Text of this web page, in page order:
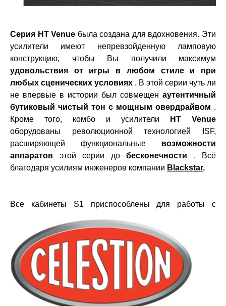
Серия HT Venue была создана для вдохновения. Эти
усилители имеют непревзойденную ламповую
конструкцию, чтобы Вы получили максимум
удовольствия от игры в любом стиле и при
любых сценических условиях . В этой серии чуть ли
не впервые в истории был совмещен аутентичный
бутиковый чистый тон с мощным овердрайвом .
Кроме того, комбо и усилители
HT Venue
оборудованы революционной технологией ISF,
расширяющей функциональные возможности
аппаратов этой серии до бесконечности . Всё
благодаря усилиям инженеров компании Blackstar.
Все кабинеты S1 приспособлены для работы с